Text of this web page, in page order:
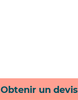
Obtenir un devis